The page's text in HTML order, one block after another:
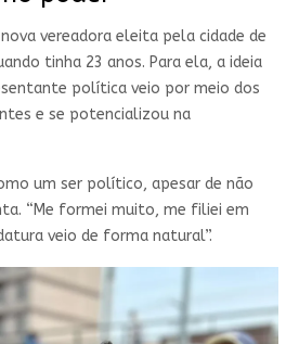
vereadora eleita pela cidade de
tinha 23 anos. Para ela, a ideia
política veio por meio dos
e se potencializou na
um ser político, apesar de não
“Me formei muito, me filiei em
veio de forma natural”.